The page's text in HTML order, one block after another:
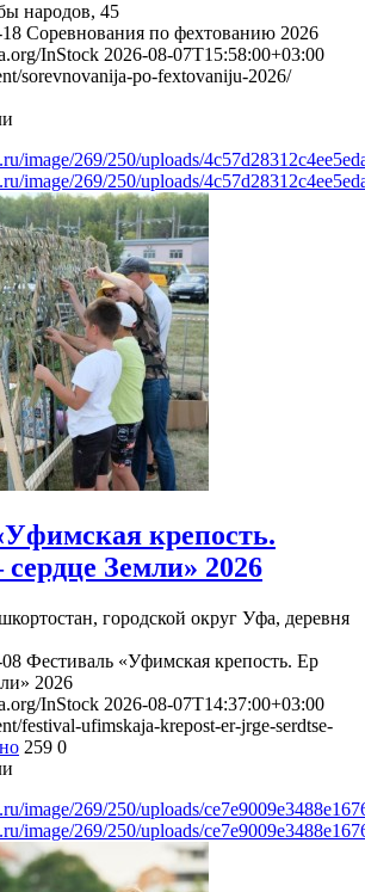
народов, 45
Соревнования по фехтованию 2026
InStock 2026-08-07T15:58:00+03:00
sorevnovanija-po-fextovaniju-2026/
image/269/250/uploads/
image/269/250/uploads/
крепость.
Земли» 2026
городской округ Уфа, деревня
Фестиваль «Уфимская крепость. Ер
2026
InStock 2026-08-07T14:37:00+03:00
festival-ufimskaja-krepost-er-jrge-serdtse-
259 0
image/269/250/uploads/
image/269/250/uploads/